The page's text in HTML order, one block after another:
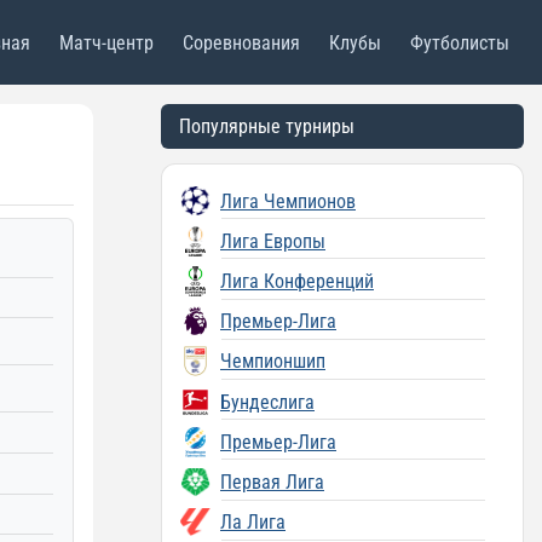
Матч-центр Соревнования Клубы Футболисты
Популярные турниры
Лига Чемпионов
Лига Европы
Лига Конференций
Премьер-Лига
Чемпионшип
Бундеслига
Премьер-Лига
Первая Лига
Ла Лига